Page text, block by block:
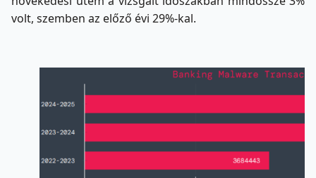
volt, szemben az előző évi 29%-kal.